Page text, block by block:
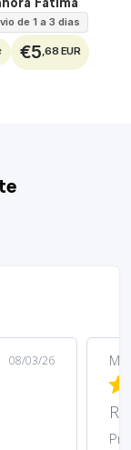
de 1 a 3 dias
€5,68 EUR
08/03/26